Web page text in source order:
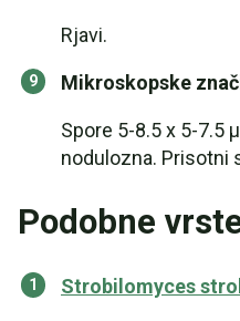
Rjavi.
Mikroskopske
Spore 5-8.5 x 5-7.5
nodulozna. Prisotni
Podobne
Strobilomyces